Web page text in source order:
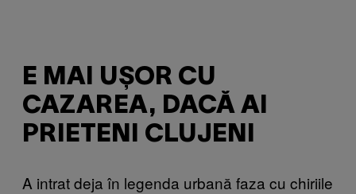
E MAI UȘOR CU
CAZAREA, DACĂ AI
PRIETENI CLUJENI
A intrat deja în legenda urbană faza cu chiriile